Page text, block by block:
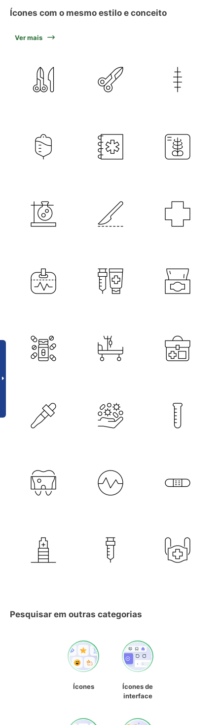
Ícones com o mesmo estilo e conceito
Ver mais
Pesquisar em outras categorias
Ícones
Ícones de
interface